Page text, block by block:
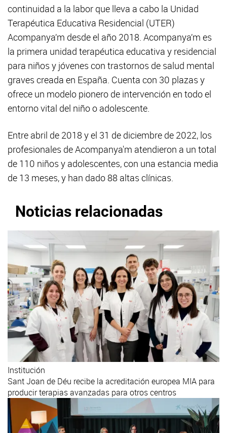
continuidad a la labor que lleva a cabo la Unidad
Terapéutica Educativa Residencial (UTER)
Acompanya’m desde el año 2018. Acompanya’m es
la primera unidad terapéutica educativa y residencial
para niños y jóvenes con trastornos de salud mental
graves creada en España. Cuenta con 30 plazas y
ofrece un modelo pionero de intervención en todo el
entorno vital del niño o adolescente.
Entre abril de 2018 y el 31 de diciembre de 2022, los
profesionales de Acompanya'm atendieron a un total
de 110 niños y adolescentes, con una estancia media
de 13 meses, y han dado 88 altas clínicas.
Noticias relacionadas
Institución
Sant Joan de Déu recibe la acreditación europea MIA para
producir terapias avanzadas para otros centros